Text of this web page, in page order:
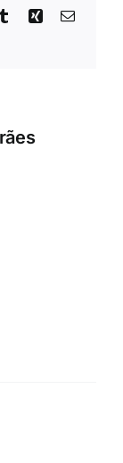
TumblrXing Email